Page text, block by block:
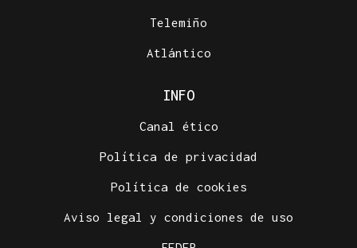
Telemiño
Atlántico
INFO
Canal ético
Política de privacidad
Política de cookies
Aviso legal y condiciones de uso